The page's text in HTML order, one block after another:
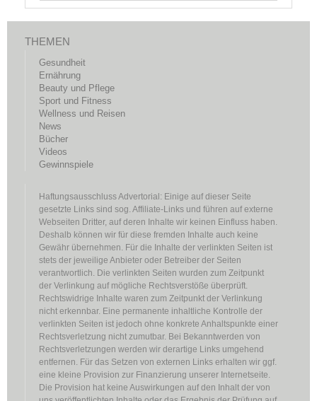
THEMEN
Gesundheit
Ernährung
Beauty und Pflege
Sport und Fitness
Wellness und Reisen
News
Bücher
Videos
Gewinnspiele
Haftungsausschluss Advertorial: Einige auf dieser Seite
gesetzte Links sind sog. Affiliate-Links und führen auf externe
Webseiten Dritter, auf deren Inhalte wir keinen Einfluss haben.
Deshalb können wir für diese fremden Inhalte auch keine
Gewähr übernehmen. Für die Inhalte der verlinkten Seiten ist
stets der jeweilige Anbieter oder Betreiber der Seiten
verantwortlich. Die verlinkten Seiten wurden zum Zeitpunkt
der Verlinkung auf mögliche Rechtsverstöße überprüft.
Rechtswidrige Inhalte waren zum Zeitpunkt der Verlinkung
nicht erkennbar. Eine permanente inhaltliche Kontrolle der
verlinkten Seiten ist jedoch ohne konkrete Anhaltspunkte einer
Rechtsverletzung nicht zumutbar. Bei Bekanntwerden von
Rechtsverletzungen werden wir derartige Links umgehend
entfernen. Für das Setzen von externen Links erhalten wir ggf.
eine kleine Provision zur Finanzierung unserer Internetseite.
Die Provision hat keine Auswirkungen auf den Inhalt der von